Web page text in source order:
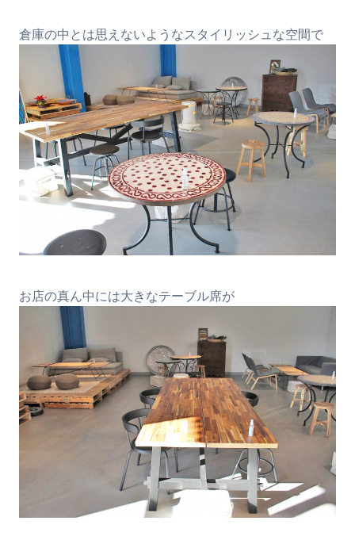
倉庫の中とは思えないようなスタイリッシュな空間で
お店の真ん中には大きなテーブル席が